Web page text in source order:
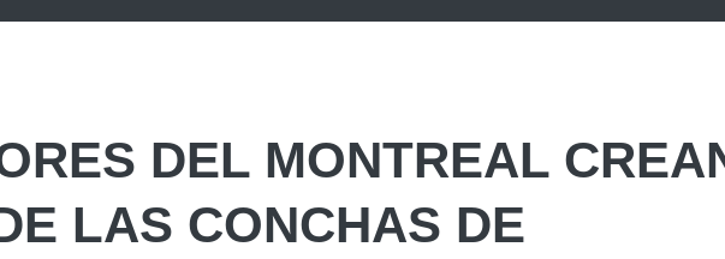
DEL MONTREAL
LAS CONCHAS DE